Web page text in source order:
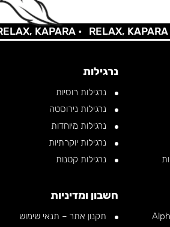
KAPARA • RELAX, KAPARA •
נרגילות
נרגילות רוסיות
נרגילות נירוסטה
נרגילות מיוחדות
נרגילות יוקרתיות
נרגילות קטנות
חשבון ומדיניות
תקנון אתר – תנאי שימוש